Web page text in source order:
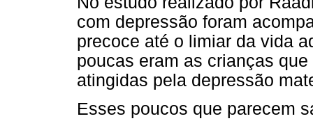
com depressão foram
precoce até o limiar da vida
poucas eram as crianças
atingidas pela depressão
Esses poucos que parecem